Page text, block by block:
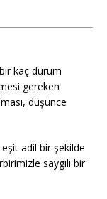
kaç durum
gereken
düşünce
adil bir şekilde
saygılı bir